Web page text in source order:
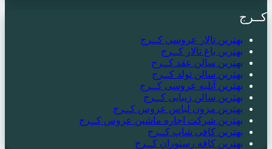
کــرج
بهترین تالار عروسی کــرج
بهترین باغ تالار کــرج
بهترین سالن عقد کــرج
بهترین سالن تولد کــرج
بهترین آتلیه عروسی کــرج
بهترین سالن زیبایی کــرج
بهترین مزون لباس عروس کــرج
بهترین شرکت اجاره ماشین عروس کــرج
بهترین کافی شاپ کــرج
بهترین کافه رستوران کــرج